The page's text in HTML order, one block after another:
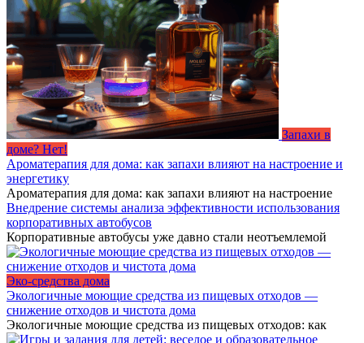
Запахи в
доме? Нет!
Ароматерапия для дома: как запахи влияют на настроение и
энергетику
Ароматерапия для дома: как запахи влияют на настроение
Внедрение системы анализа эффективности использования
корпоративных автобусов
Корпоративные автобусы уже давно стали неотъемлемой
Эко-средства дома
Экологичные моющие средства из пищевых отходов —
снижение отходов и чистота дома
Экологичные моющие средства из пищевых отходов: как